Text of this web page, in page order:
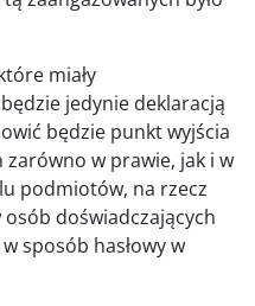
miały
jedynie deklaracją
będzie punkt wyjścia
w prawie, jak i w
podmiotów, na rzecz
doświadczających
sposób hasłowy w